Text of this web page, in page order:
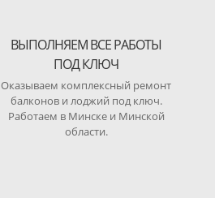
ВЫПОЛНЯЕМ ВСЕ РАБОТЫ
ПОД КЛЮЧ
Оказываем комплексный ремонт
балконов и лоджий под ключ.
Работаем в Минске и Минской
области.